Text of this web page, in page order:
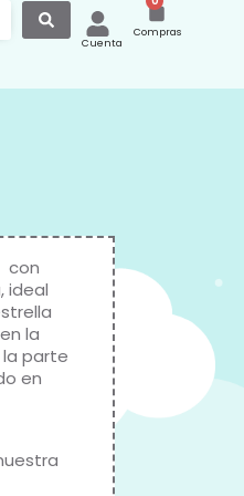
Cuenta
Compras
con
ideal
la
parte
en